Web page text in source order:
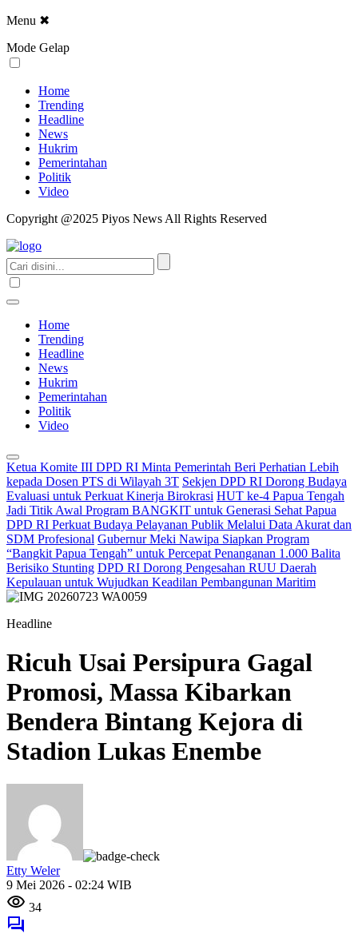
Menu ✖
Mode Gelap
Home
Trending
Headline
News
Hukrim
Pemerintahan
Politik
Video
Copyright @2025 Piyos News All Rights Reserved
Home
Trending
Headline
News
Hukrim
Pemerintahan
Politik
Video
Ketua Komite III DPD RI Minta Pemerintah Beri Perhatian Lebih
kepada Dosen PTS di Wilayah 3T Sekjen DPD RI Dorong Budaya
Evaluasi untuk Perkuat Kinerja Birokrasi HUT ke-4 Papua Tengah
Jadi Titik Awal Program BANGKIT untuk Generasi Sehat Papua
DPD RI Perkuat Budaya Pelayanan Publik Melalui Data Akurat dan
SDM Profesional Gubernur Meki Nawipa Siapkan Program
“Bangkit Papua Tengah” untuk Percepat Penanganan 1.000 Balita
Berisiko Stunting DPD RI Dorong Pengesahan RUU Daerah
Kepulauan untuk Wujudkan Keadilan Pembangunan Maritim
Headline
Ricuh Usai Persipura Gagal
Promosi, Massa Kibarkan
Bendera Bintang Kejora di
Stadion Lukas Enembe
Etty Weler
9 Mei 2026 - 02:24 WIB
34